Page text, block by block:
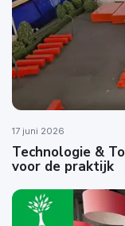
17 juni 2026
Technologie &
voor de praktijk